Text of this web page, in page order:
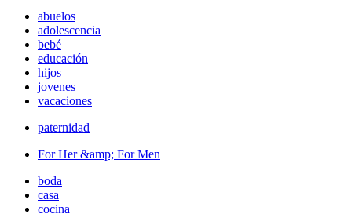
abuelos
adolescencia
bebé
educación
hijos
jovenes
vacaciones
paternidad
For Her &amp; For Men
boda
casa
cocina